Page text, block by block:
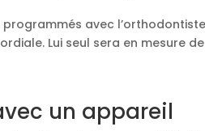
avec
Lui seul sera en mesure de
un appareil